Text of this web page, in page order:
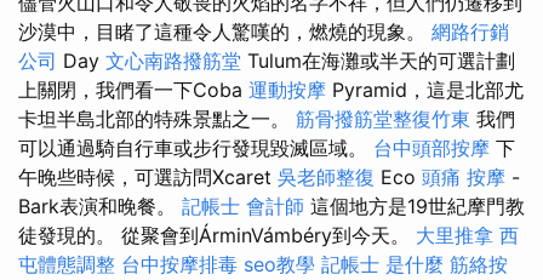
沙漠中，目睹了這種令人驚嘆的，燃燒的現象。 網路行銷
公司 Day 文心南路撥筋堂 Tulum在海灘或半天的可選計劃
上關閉，我們看一下Coba 運動按摩 Pyramid，這是北部尤
卡坦半島北部的特殊景點之一。 筋骨撥筋堂整復竹東 我們
可以通過騎自行車或步行發現毀滅區域。 台中頭部按摩 下
午晚些時候，可選訪問Xcaret 吳老師整復 Eco 頭痛 按摩 -
Bark表演和晚餐。 記帳士 會計師 這個地方是19世紀摩門教
徒發現的。 從聚會到ÁrminVámbéry到今天。 大里推拿 西
屯體態調整 台中按摩排毒 seo教學 記帳士 是什麼 筋絡按